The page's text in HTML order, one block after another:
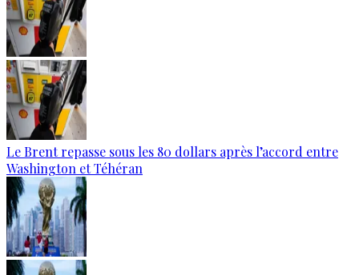
Le Brent repasse sous les 80 dollars après l’accord entre
Washington et Téhéran